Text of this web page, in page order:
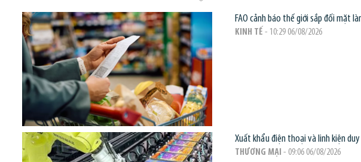
FAO cảnh báo thế giới sắp đối mặt
KINH TẾ - 10:29 06/08/2026
Xuất khẩu điện thoại và linh kiện
THƯƠNG MẠI - 09:06 06/08/2026